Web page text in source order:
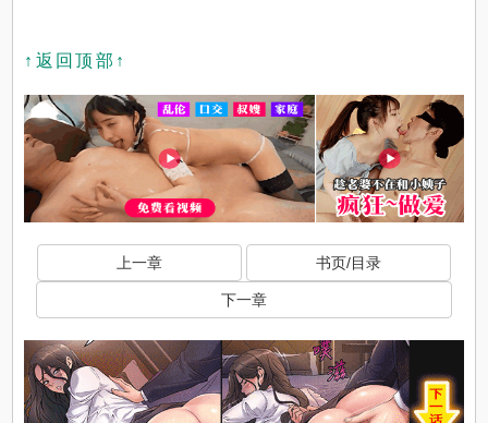
↑返回顶部↑
上一章 书页/目录
下一章